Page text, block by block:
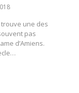
une des
pas
d’Amiens.